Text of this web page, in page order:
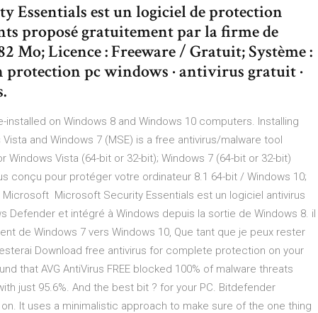
Essentials est un logiciel de protection
proposé gratuitement par la firme de
Mo; Licence : Freeware / Gratuit; Système :
pc windows · antivirus gratuit ·
on Windows 8 and Windows 10 computers. Installing
and Windows 7 (MSE) is a free antivirus/malware tool
Vista (64-bit or 32-bit); Windows 7 (64-bit or 32-bit)
conçu pour protéger votre ordinateur 8.1 64-bit / Windows 10;
Microsoft Security Essentials est un logiciel antivirus
Defender et intégré à Windows depuis la sortie de Windows 8. il
de Windows 7 vers Windows 10, Que tant que je peux rester
Download free antivirus for complete protection on your
that AVG AntiVirus FREE blocked 100% of malware threats
just 95.6%. And the best bit ? for your PC. Bitdefender
It uses a minimalistic approach to make sure of the one thing